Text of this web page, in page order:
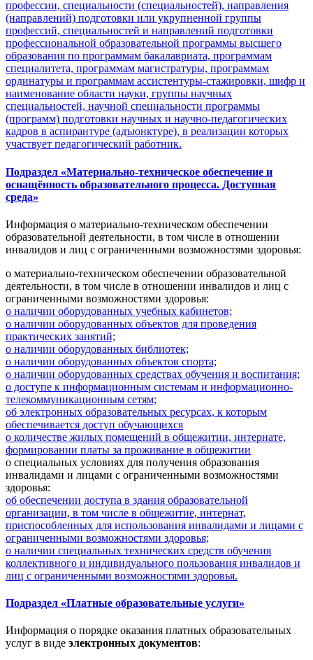
профессии, специальности (специальностей), направления
(направлений) подготовки или укрупненной группы
профессий, специальностей и направлений подготовки
профессиональной образовательной программы высшего
образования по программам бакалавриата, программам
специалитета, программам магистратуры, программам
ординатуры и программам ассистентуры-стажировки, шифр и
наименование области науки, группы научных
специальностей, научной специальности программы
(программ) подготовки научных и научно-педагогических
кадров в аспирантуре (адъюнктуре), в реализации которых
участвует педагогический работник.
Подраздел «Материально-техническое обеспечение и
оснащённость образовательного процесса. Доступная
среда»
Информация о материально-техническом обеспечении
образовательной деятельности, в том числе в отношении
инвалидов и лиц с ограниченными возможностями здоровья:
о материально-техническом обеспечении образовательной
деятельности, в том числе в отношении инвалидов и лиц с
ограниченными возможностями здоровья:
о наличии оборудованных учебных кабинетов;
о наличии оборудованных объектов для проведения
практических занятий;
о наличии оборудованных библиотек;
о наличии оборудованных объектов спорта;
о наличии оборудованных средствах обучения и воспитания;
о доступе к информационным системам и информационно-
телекоммуникационным сетям;
об электронных образовательных ресурсах, к которым
обеспечивается доступ обучающихся
о количестве жилых помещений в общежитии, интернате,
формировании платы за проживание в общежитии
о специальных условиях для получения образования
инвалидами и лицами с ограниченными возможностями
здоровья:
об обеспечении доступа в здания образовательной
организации, в том числе в общежитие, интернат,
приспособленных для использования инвалидами и лицами с
ограниченными возможностями здоровья;
о наличии специальных технических средств обучения
коллективного и индивидуального пользования инвалидов и
лиц с ограниченными возможностями здоровья.
Подраздел «Платные образовательные услуги»
Информация о порядке оказания платных образовательных
услуг в виде электронных документов: